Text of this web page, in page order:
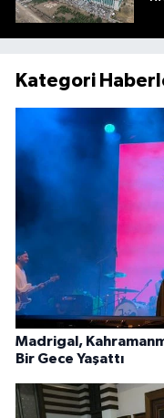
Kategori
Madrigal,
Bir Gece Yaşattı